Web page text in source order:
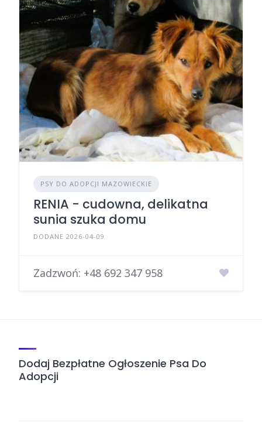
PSY DO ADOPCJI MAZOWIECKIE
RENIA - cudowna, delikatna
sunia szuka domu
DODANE 2026-04-09
Zadzwoń: +48 692 347 958
Dodaj Bezpłatne Ogłoszenie Psa Do
Adopcji